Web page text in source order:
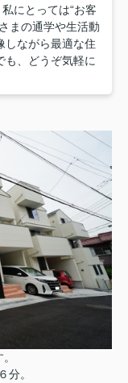
にとっては“お客
まの通学や生活動
しながら最適な住
も、どうぞ気軽に
分。